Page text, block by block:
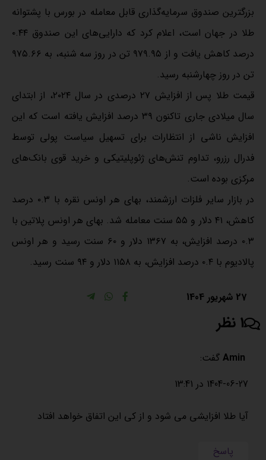
بزرگترین صندوق سرمایه‌گذاری قابل معامله در بورس با پشتوانه
طلا در جهان است، اعلام کرد که دارایی‌های این صندوق ۰.۴۴
درصد کاهش یافت و از ۹۷۹.۹۵ تن در روز سه شنبه، به ۹۷۵.۶۶
تن در روز چهارشنبه رسید.
قیمت طلا پس از افزایش ۲۷ درصدی در سال ۲۰۲۴، از ابتدای
سال میلادی جاری تاکنون ۳۹ درصد افزایش یافته است که این
افزایش ناشی از انتظارات برای تسهیل سیاست پولی توسط
فدرال رزرو، تداوم تنش‌های ژئوپلیتیکی و خرید قوی بانک‌های
مرکزی بوده است.
در بازار سایر فلزات ارزشمند، بهای هر اونس نقره با ۰.۳ درصد
کاهش، ۴۱ دلار و ۵۵ سنت معامله شد. بهای هر اونس پلاتین با
۰.۳ درصد افزایش، به ۱۳۶۷ دلار و ۶۰ سنت رسید و هر اونس
پالادیوم با ۰.۴ درصد افزایش، به ۱۱۵۸ دلار و ۹۴ سنت رسید.
27 شهریور 1404
1 نظر
Amin گفت:
1404-06-27 در 13:41
آیا طلا افزایشی می شود و از کی این اتفاق خواهد افتاد
پاسخ